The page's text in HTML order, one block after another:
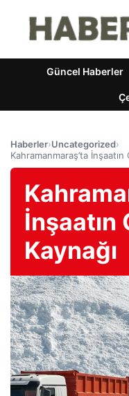
Güncel Haberler
Haberler›Uncategorized›
Kahramanmaraş’ta İnşaatın
İnşaatın
Kaynağı